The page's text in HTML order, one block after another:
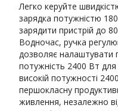
Легко керуйте
зарядка потужністю
зарядити пристрій до
Водночас, ручка
дозволяє налаштувати
потужність 2400 Вт для
високій потужності
першокласну
живлення, незалежно